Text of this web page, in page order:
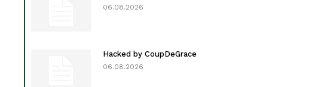
06.08.2026
Hacked by CoupDeGrace
06.08.2026